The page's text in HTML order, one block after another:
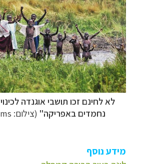
לא לחינם זכו תושבי אוגנדה לכינוי
נחמדים באפריקה" (צילום: pj_williams
מידע נוסף